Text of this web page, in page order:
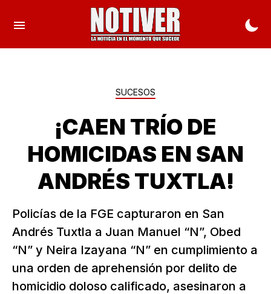
SUCESOS
¡CAEN TRÍO DE
HOMICIDAS EN SAN
ANDRÉS TUXTLA!
Policías de la FGE capturaron en San
Andrés Tuxtla a Juan Manuel “N”, Obed
“N” y Neira Izayana “N” en cumplimiento a
una orden de aprehensión por delito de
homicidio doloso calificado, asesinaron a